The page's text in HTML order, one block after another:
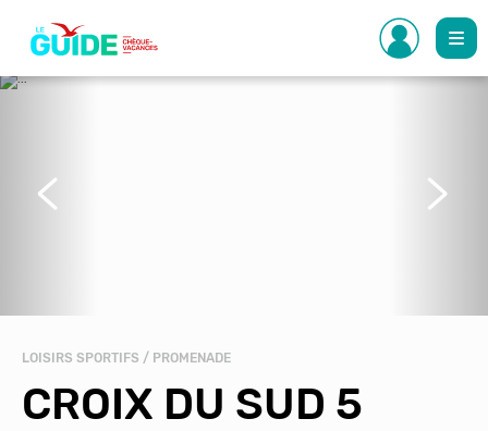
contenu
principal
LOISIRS SPORTIFS / PROMENADE
CROIX DU SUD 5
Précédent Suivant